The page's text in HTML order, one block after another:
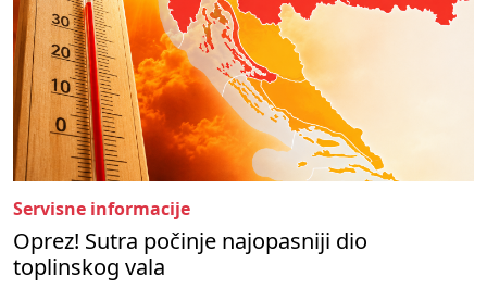
Servisne informacije
Oprez! Sutra počinje najopasniji dio
toplinskog vala